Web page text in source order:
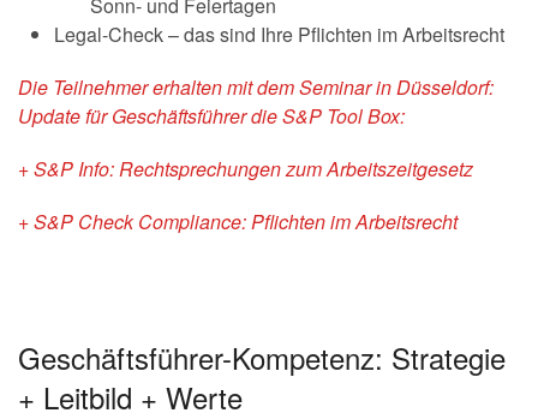
Legal-Check – das sind Ihre Pflichten im Arbeitsrecht
Die Teilnehmer erhalten mit dem Seminar in Düsseldorf:
Update für Geschäftsführer die S&P Tool Box:
+ S&P Info: Rechtsprechungen zum Arbeitszeitgesetz
+ S&P Check Compliance: Pflichten im Arbeitsrecht
Geschäftsführer-Kompetenz: Strategie
+ Leitbild + Werte